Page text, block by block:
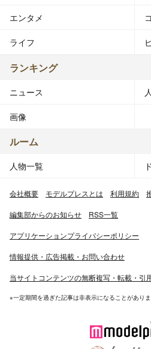
エンタメ
ライフ
ランキング
ニュース
画像
ルーム
人物一覧
会社概要 モデルプレスとは 利用規約
編集部からのお知らせ RSS一覧
アプリケーションプライバシーポリシー
情報提供・広告掲載・お問い合わせ
当サイトコンテンツの無断複写・転載・引
※一定期間を過ぎた記事は非表示になることがあり